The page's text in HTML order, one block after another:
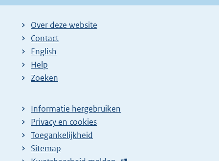
Over deze website
Contact
English
Help
Zoeken
Informatie hergebruiken
Privacy en cookies
Toegankelijkheid
Sitemap